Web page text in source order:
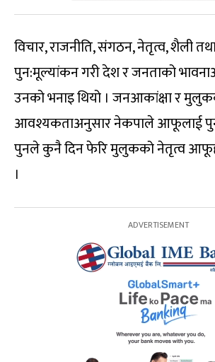
विचार, राजनीति, संगठन, नेतृत्व, शैली
पुन:मूल्यांकन गरी देश र जनताको
उनको भनाइ थियो । जनआकांक्षा र
आवश्यकताअनुसार नेकपाले आफूलाई
पुनले कुनै दिन फेरि मुलुकको नेतृत्व
।